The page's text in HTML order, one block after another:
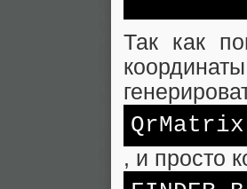
Так как
QrMatrix
, и просто